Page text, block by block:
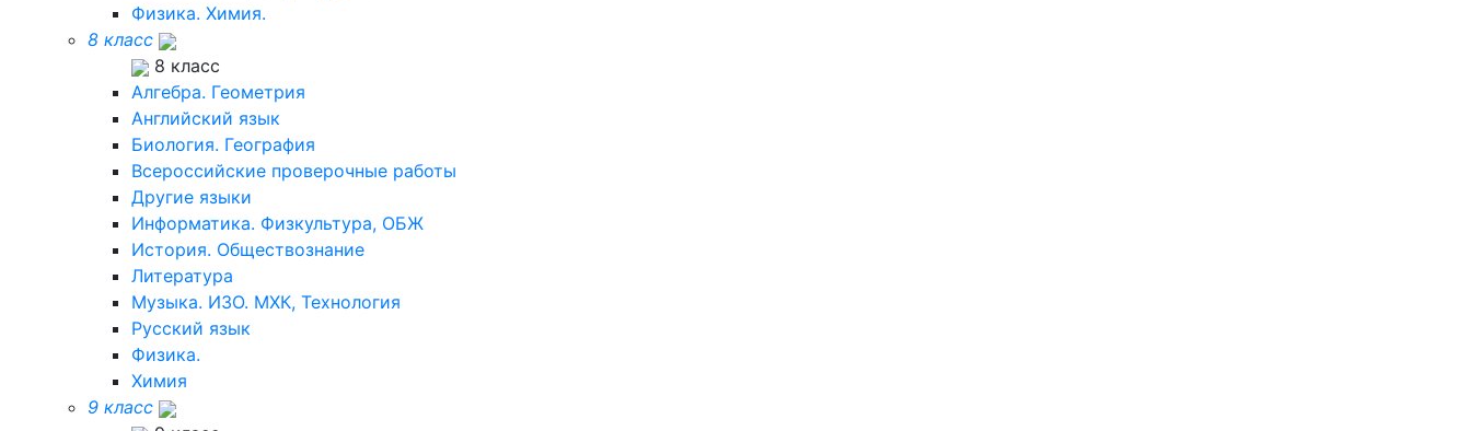
Физика. Химия.
8 класс
8 класс
Алгебра. Геометрия
Английский язык
Биология. География
Всероссийские проверочные работы
Другие языки
Информатика. Физкультура, ОБЖ
История. Обществознание
Литература
Музыка. ИЗО. МХК, Технология
Русский язык
Физика.
Химия
9 класс